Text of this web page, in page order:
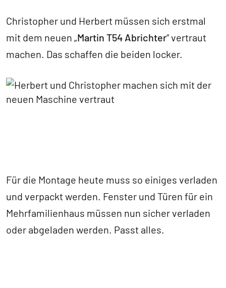
Christopher und Herbert müssen sich erstmal
mit dem neuen „Martin T54 Abrichter“ vertraut
machen. Das schaffen die beiden locker.
Für die Montage heute muss so einiges verladen
und verpackt werden. Fenster und Türen für ein
Mehrfamilienhaus müssen nun sicher verladen
oder abgeladen werden. Passt alles.